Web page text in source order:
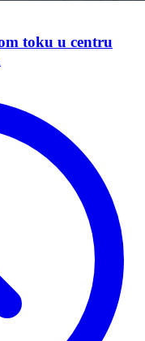
toku u centru